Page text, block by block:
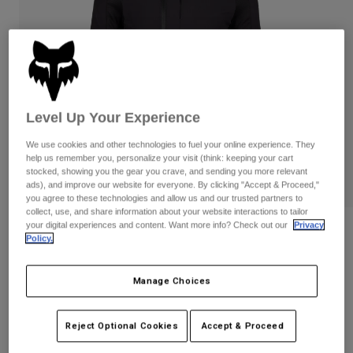
Byxor
Shorts
Jackor
Handskar
Skydd
Goggles
Strumpor
Tillbehör
Reservdelar
Byxor
Handskar
Goggles
Strumpor
Skjortor
Visa alla
Women
T-Shirts & Tops
Hoodies och pullovers
Jackor
Byxor & Shorts
Shirts
Goggles
Sockor
Visa alla
Moto
Hjälmar
Jerseys
Pants
Botas
Handskar
Recensioner
Defend Thermal Hoodie
Produktnummer33771
1.849 kr
Level Up Your Experience
We use cookies and other technologies to fuel your online experience. They
help us remember you, personalize your visit (think: keeping your cart
stocked, showing you the gear you crave, and sending you more relevant
ads), and improve our website for everyone. By clicking "Accept & Proceed,"
you agree to these technologies and allow us and our trusted partners to
collect, use, and share information about your website interactions to tailor
your digital experiences and content. Want more info? Check out our
Privacy
Policy.
Manage Choices
Reject Optional Cookies Accept & Proceed